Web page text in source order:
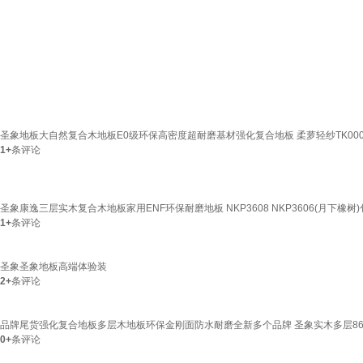
圣象地板大自然复合木地板E0级环保高密度超耐磨基材强化复合地板 柔萝轻纱
1+条评论
圣象康逸三层实木复合木地板家用ENF环保耐磨地板 NKP3608 NKP3606(月下橡树)
1+条评论
圣象圣象地板高端体验装
2+条评论
品牌尾货强化复合地板多层木地板环保金刚面防水耐磨全新多个品牌 圣象实木多层
0+条评论